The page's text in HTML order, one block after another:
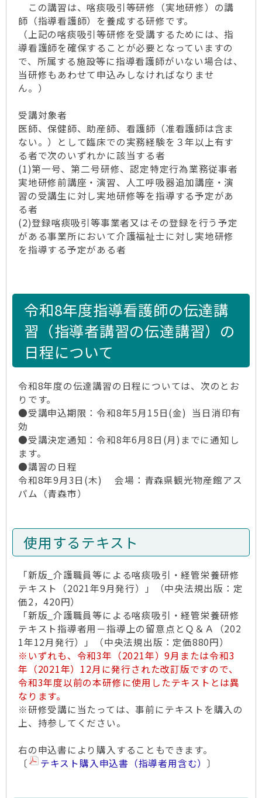
この講習は、喀痰吸引等研修（実地研修）の講
師（指導看護師）を養成する研修です。
（上記の喀痰吸引等研修を受講するためには、指
導看護師を確保することが必要となっていますの
で、所属する施設等に指導看護師がいない場合は、
当研修もあわせて申込みしなければなりませ
ん。）
受講対象者
医師、保健師、助産師、看護師（准看護師は含ま
ない。）として臨床での実務経験を３年以上有す
る者で次のいずれかに該当する者
(1)第一号、第二号研修、認定特定行為業務従事者
実地研修前講座・演習、人工呼吸器追加講座・演
習の受講生に対し実地研修等を指導する予定があ
る者
(2)登録喀痰吸引等事業者又はその登録を行う予定
がある事業所において介護福祉士に対し実地研修
を指導する予定がある者
令和8年度指導看護師の伝達講
習（指導者講習の伝達講習）の
日程について
令和8年度の伝達講習の日程については、次のとお
りです。
●受講申込期限：令和8年5月15日(金) 当日消印有
効
●受講決定通知：令和8年6月8日(月)までに通知し
ます。
●講習の日程
令和8年9月3日(木) 会場：青森県観光物産館アス
パム（青森市）
使用するテキスト
「新版_介護職員等による喀痰吸引・経管栄養研修
テキスト（2021年9月発行）」（中央法規出版：定
価2，420円）
「新版_介護職員等による喀痰吸引・経管栄養研修
テキスト指導者用－指導上の留意点とＱ＆Ａ（202
1年12月発行）」（中央法規出版：定価880円）
※いずれも、令和3年（2021年）9月または令和3
年（2021年）12月に発行された改訂版ですので、
令和3年度以前の本研修に使用したテキストとは異
なります。
※研修受講に当たっては、事前にテキストを購入の
上、持参してください。
右の申込書により購入することもできます。
〔
テキスト購入申込書（指導者用含む）〕